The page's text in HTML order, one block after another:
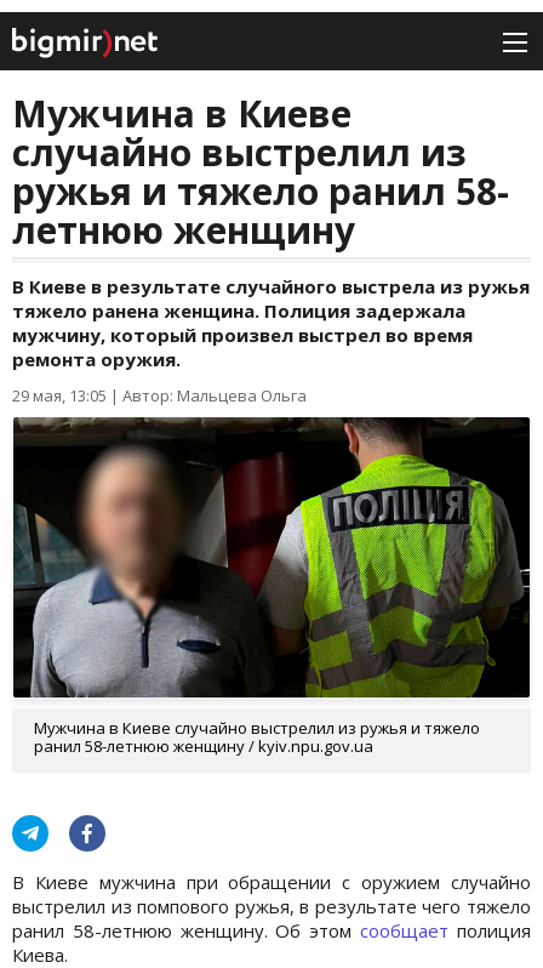
Мужчина в Киеве
случайно выстрелил из
ружья и тяжело ранил 58-
летнюю женщину
В Киеве в результате случайного выстрела из ружья
тяжело ранена женщина. Полиция задержала
мужчину, который произвел выстрел во время
ремонта оружия.
29 мая, 13:05 | Автор: Мальцева Ольга
Мужчина в Киеве случайно выстрелил из ружья и тяжело
ранил 58-летнюю женщину / kyiv.npu.gov.ua
В Киеве мужчина при обращении с оружием случайно
выстрелил из помпового ружья, в результате чего тяжело
ранил 58-летнюю женщину. Об этомсообщает полиция
Киева.